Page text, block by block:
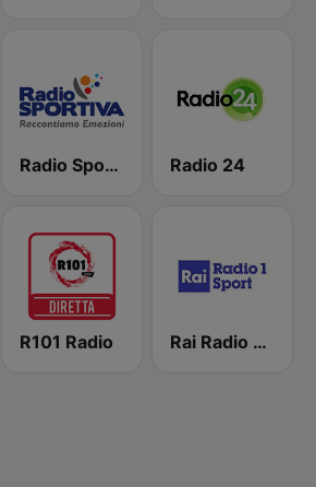
Radio Sportiva Radio 24
R101 Radio Rai Radio 1 Sport